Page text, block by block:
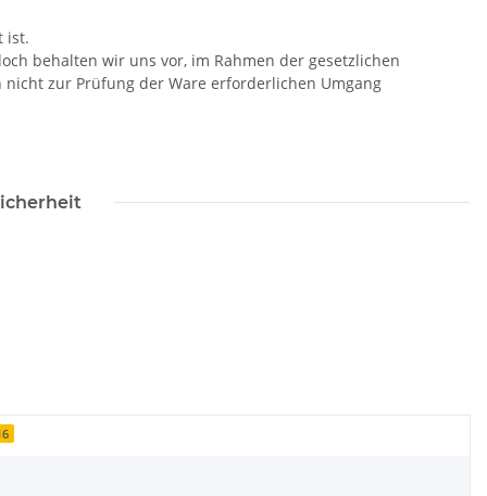
ist.
behalten wir uns vor, im Rahmen der gesetzlichen
zur Prüfung der Ware erforderlichen Umgang